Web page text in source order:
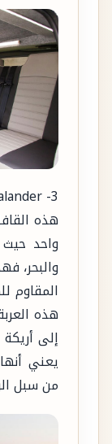
3- The Sealander
هذه
واحد
والبحر،
المقاوم
هذه
إلى
يعني
من سبل